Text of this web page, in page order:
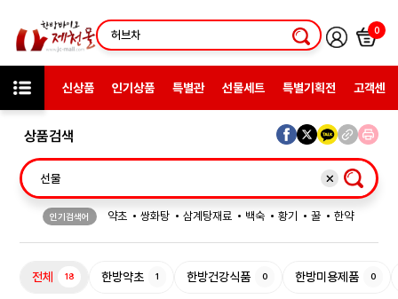
0
신상품 인기상품 특별관 선물세트 특별기획전 고객센터
상품검색
인기검색어 약초 쌍화탕 삼계탕재료 백숙 황기 꿀
한약
전체 18 한방약초 1 한방건강식품 0 한방미용제품 0